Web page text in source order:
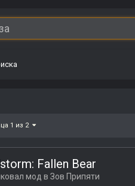
1 из 2
Fallen Bear
мод в Зов Припяти